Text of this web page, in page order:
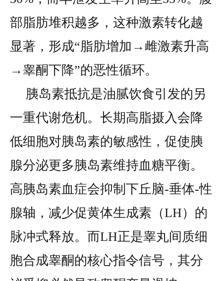
部脂肪堆积越多，这种激素转化越
显著，形成“脂肪增加→雌激素升高
→睾酮下降”的恶性循环。
胰岛素抵抗是油腻饮食引发的另
一重代谢危机。长期高脂摄入会降
低细胞对胰岛素的敏感性，促使胰
腺分泌更多胰岛素维持血糖平衡。
高胰岛素血症会抑制下丘脑-垂体-性
腺轴，减少促黄体生成素（LH）的
脉冲式释放。而LH正是睾丸间质细
胞合成睾酮的核心指令信号，其分